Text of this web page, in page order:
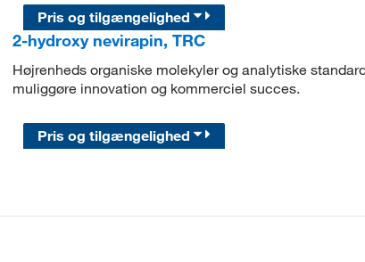
Pris og tilgængelighed
2-hydroxy nevirapin, TRC
Højrenheds organiske molekyler og analytiske
muliggøre innovation og kommerciel succes.
Pris og tilgængelighed